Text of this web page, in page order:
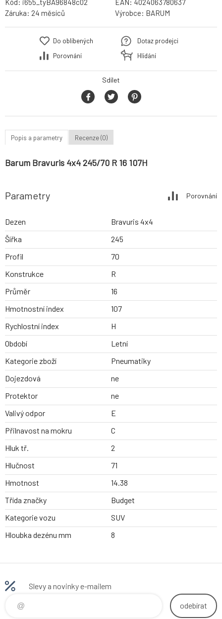
Kód: i655_tyBA96848c02 EAN: 4024063780637
Záruka: 24 měsíců Výrobce: BARUM
Do oblíbených
Porovnání
Dotaz prodejci
Hlídání
Sdílet
Popis a parametry Recenze (0)
Barum Bravuris 4x4 245/70 R 16 107H
Parametry Porovnání
Dezen
Bravuris 4x4
Šířka
245
Profil
70
Konstrukce
R
Průměr
16
Hmotnostní index
107
Rychlostní index
H
Období
Letní
Kategorie zboží
Pneumatiky
Dojezdová
ne
Protektor
ne
Valivý odpor
E
Přilnavost na mokru
C
Hluk tř.
2
Hlučnost
71
Hmotnost
14.38
Třída značky
Budget
Kategorie vozu
SUV
Hloubka dezénu mm
8
Slevy a novinky e-mailem
odebírat